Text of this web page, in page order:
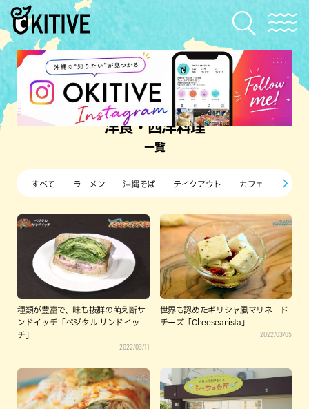
洋食・西洋料理
一覧
すべて ラーメン 沖縄そば テイクアウト カフェ すし・
種類が豊富で、味も抜群の萌え断サ
ンドイッチ「ベジタル サンドイッ
チ」
2022/03/11
世界も認めたギリシャ風マリネード
チーズ「Cheeseanista」
2022/03/05